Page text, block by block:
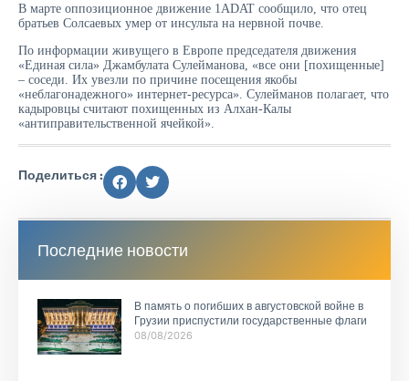
В марте оппозиционное движение 1ADAT сообщило, что отец
братьев Солсаевых умер от инсульта на нервной почве.
По информации живущего в Европе председателя движения
«Единая сила» Джамбулата Сулейманова, «все они [похищенные]
– соседи. Их увезли по причине посещения якобы
«неблагонадежного» интернет-ресурса». Сулейманов полагает, что
кадыровцы считают похищенных из Алхан-Калы
«антиправительственной ячейкой».
Поделиться :
Последние новости
В память о погибших в августовской войне в
Грузии приспустили государственные флаги
08/08/2026